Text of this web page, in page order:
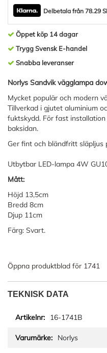
Delbetala från 78.29
Öppet köp 14 dagar
Trygg Svensk E-handel
Snabba leveranser
Norlys Sandvik vägglampa
Mycket populär och modern
Tillverkad i gjutet aluminium
fuktskydd. För fast
baksidan.
Ger fint och bländfritt släpljus
Utbytbar LED-lampa 4W
Mått:
Höjd 13,5cm
Bredd 8cm
Djup 11cm
Färg: Svart.
Öppna produktblad för 1741
TEKNISK DATA
16-1741B
Norlys